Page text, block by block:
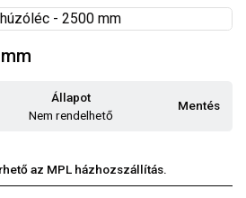
Állapot
Nem rendelhető
Mentés
az MPL házhozszállítás.